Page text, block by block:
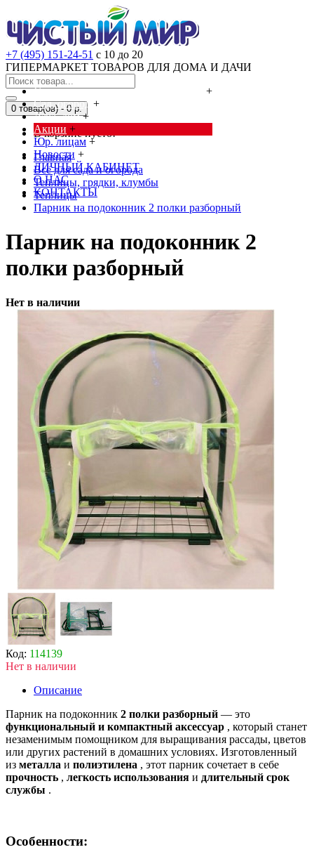
+7 (495) 151-24-51 с 10 до 20
ГИПЕРМАРКЕТ ТОВАРОВ ДЛЯ ДОМА И ДАЧИ
Cредства от насекомых и грызунов
+
Сад, огород +
Дача, дом +
Акции +
Юр. лицам +
Новости +
ЛИЧНЫЙ КАБИНЕТ
О НАС
КОНТАКТЫ
0 товар(ов) - 0 р.
В корзине пусто!
Главная
Всё для сада и огорода
Теплицы, грядки, клумбы
Теплицы
Парник на подоконник 2 полки разборный
Парник на подоконник 2
полки разборный
Нет в наличии
Код: 114139
Нет в наличии
Описание
Парник на подоконник 2 полки разборный — это
функциональный и компактный аксессуар , который станет
незаменимым помощником для выращивания рассады, цветов
или других растений в домашних условиях. Изготовленный
из металла и полиэтилена , этот парник сочетает в себе
прочность , легкость использования и длительный срок
службы .
Особенности: